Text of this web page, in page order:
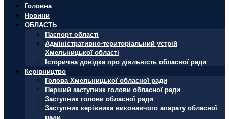
Головна
Новини
ОБЛАСТЬ
Паспорт області
Адміністративно-територіальний устрій
Хмельницької області
Історична довідка про діяльність обласної ради
Керівництво
Голова Хмельницької обласної ради
Перший заступник голови обласної ради
Заступник голови обласної ради
Заступник керівника виконавчого апарату обласної
ради